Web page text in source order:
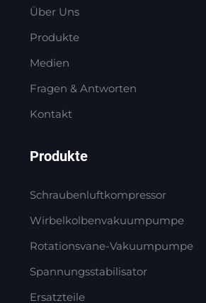
Über Uns
Produkte
Medien
Fragen & Antworten
Kontakt
Produkte
Schraubenluftkompressor
Wirbelkolbenvakuumpumpe
Rotationsvane-Vakuumpumpe
Spannungsstabilisator
Ersatzteile